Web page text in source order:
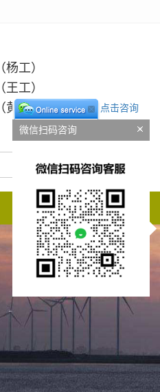
（杨工）
（王工）
（黄工） 点击咨询
微信扫码咨询